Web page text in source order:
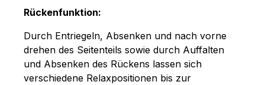
Rückenfunktion:
Durch Entriegeln, Absenken und nach vorne
drehen des Seitenteils sowie durch Auffalten
und Absenken des Rückens lassen sich
verschiedene Relaxpositionen bis zur